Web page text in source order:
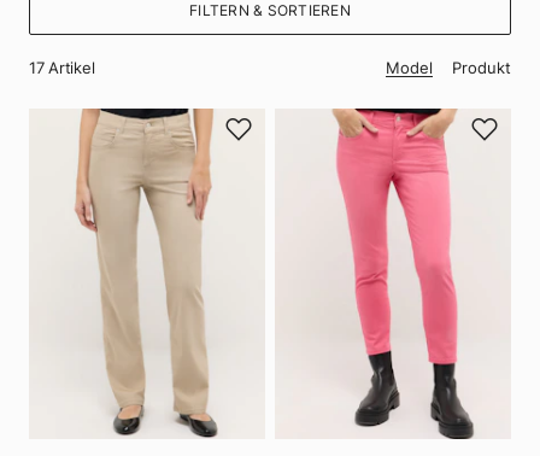
FILTERN & SORTIEREN
17Artikel Model Produkt